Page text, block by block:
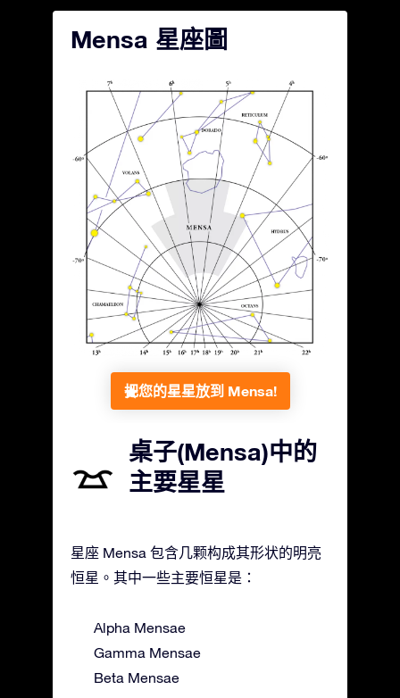
Mensa 星座圖
把您的星星放到 Mensa!
桌子(Mensa)中的
主要星星
星座 Mensa 包含几颗构成其形状的明亮
恒星。其中一些主要恒星是：
Alpha Mensae
Gamma Mensae
Beta Mensae